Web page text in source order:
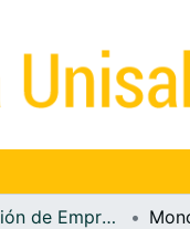
Administración de Empresas